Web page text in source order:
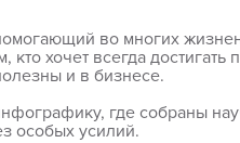
во многих
хочет всегда достигать
и в бизнесе.
где собраны
особых усилий.